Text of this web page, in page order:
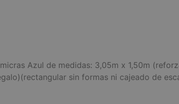
Azul de medidas: 3,05m x 1,50m
sin formas ni cajeado de